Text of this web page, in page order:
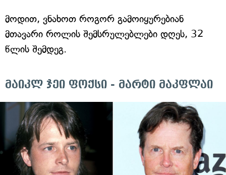
მოდით, ვნახოთ როგორ გამოიყურებიან
მთავარი როლის შემსრულებლები დღეს, 32
წლის შემდეგ.
მაიკლ ჯეი ფოქსი - მარტი მაკფლაი